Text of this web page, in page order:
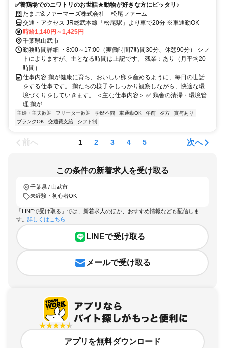
✅養鶏場でのニワトリのお世話★動物が好きな方にピッタリ♪
たまご&ファーマーズ株式会社 松尾ファーム
交通・アクセス JR総武本線「松尾駅」より車で20分 ※車通勤OK
時給1,140円～1,425円
千葉県山武市
勤務時間詳細 ・8:00～17:00（実働時間7時間30分、休憩90分） シフ
トによりますが、主となる時間は上記です。 残業：あり（月平均20
時間）
仕事内容 鶏が健康に育ち、おいしい卵を産めるように、毎日の世話
をする仕事です。 鶏たちの様子をしっかり観察しながら、快適な環
境づくりをしていきます。 ＜主な仕事内容＞ ✅ 鶏舎の清掃・環境管
理 鶏が...
主婦・主夫歓迎 フリーター歓迎 学歴不問 車通勤OK 午前 夕方
賞与あり
ブランクOK
交通費支給 シフト制
前へ 1 2 3 4 5 次へ
この条件の新着求人を受け取る
千葉県 / 山武市
未経験・初心者OK
「LINEで受け取る」では、新着求人のほか、おすすめ情報なども配信しま
す。 詳しくはこちら
LINEで受け取る
メールで受け取る
アプリを無料ダウンロード